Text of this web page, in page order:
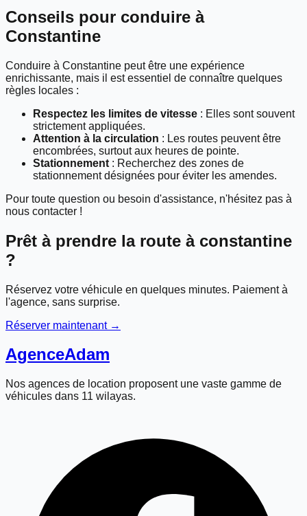
Conseils pour conduire à
Constantine
Conduire à Constantine peut être une expérience
enrichissante, mais il est essentiel de connaître quelques
règles locales :
Respectez les limites de vitesse : Elles sont souvent
strictement appliquées.
Attention à la circulation : Les routes peuvent être
encombrées, surtout aux heures de pointe.
Stationnement : Recherchez des zones de
stationnement désignées pour éviter les amendes.
Pour toute question ou besoin d'assistance, n'hésitez pas à
nous contacter !
Prêt à prendre la route à constantine
?
Réservez votre véhicule en quelques minutes. Paiement à
l'agence, sans surprise.
Réserver maintenant →
AgenceAdam
Nos agences de location proposent une vaste gamme de
véhicules dans 11 wilayas.